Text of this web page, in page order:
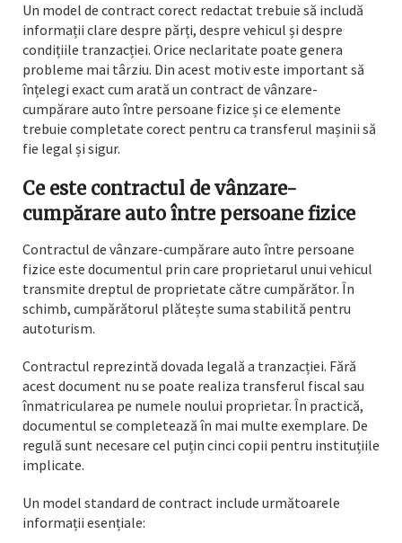
Un model de contract corect redactat trebuie să includă
informații clare despre părți, despre vehicul și despre
condițiile tranzacției. Orice neclaritate poate genera
probleme mai târziu. Din acest motiv este important să
înțelegi exact cum arată un contract de vânzare-
cumpărare auto între persoane fizice și ce elemente
trebuie completate corect pentru ca transferul mașinii să
fie legal și sigur.
Ce este contractul de vânzare-
cumpărare auto între persoane fizice
Contractul de vânzare-cumpărare auto între persoane
fizice este documentul prin care proprietarul unui vehicul
transmite dreptul de proprietate către cumpărător. În
schimb, cumpărătorul plătește suma stabilită pentru
autoturism.
Contractul reprezintă dovada legală a tranzacției. Fără
acest document nu se poate realiza transferul fiscal sau
înmatricularea pe numele noului proprietar. În practică,
documentul se completează în mai multe exemplare. De
regulă sunt necesare cel puțin cinci copii pentru instituțiile
implicate.
Un model standard de contract include următoarele
informații esențiale: